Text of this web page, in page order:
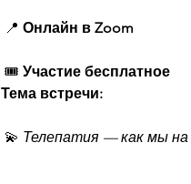
📍 Онлайн в Zoom
🎟 Участие бесплатное
Тема встречи:
💫 Телепатия — как мы на